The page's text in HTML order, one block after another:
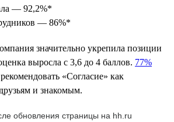
— 92,2%*
— 86%*
значительно укрепила позиции
выросла с 3,6 до 4 баллов. 77%
«Согласие» как
и знакомым.
обновления страницы на hh.ru